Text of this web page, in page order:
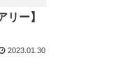
リー】
2023.01.30